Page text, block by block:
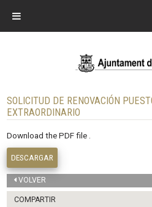
SOLICITUD DE RENOVACIÓN
EXTRAORDINARIO
Download the PDF file .
DESCARGAR
VOLVER
COMPARTIR